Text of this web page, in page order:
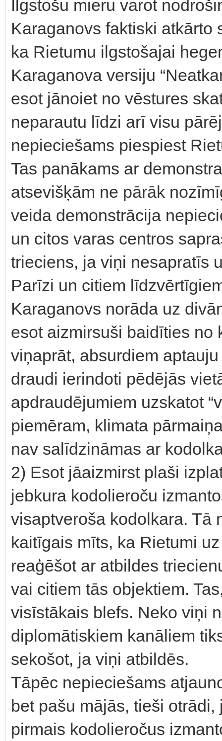
Ilgstošu mieru varot
Karaganovs faktiski atkārto
ka Rietumu ilgstošajai
Karaganova versiju
esot jānoiet no vēstures
neparautu līdzi arī visu
nepieciešams piespiest
Tas panākams ar
atsevišķām ne pārāk
veida demonstrācija
un citos varas centros
trieciens, ja viņi nesapratīs
Parīzi un citiem
Karaganovs norāda uz
esot aizmirsuši baidīties no
viņaprāt, absurdiem
draudi ierindoti pēdējās
apdraudējumiem uzskatot
piemēram, klimata
nav salīdzināmas ar
2) Esot jāaizmirst plaši
jebkura kodolieroču
visaptveroša kodolkara. Tā
kaitīgais mīts, ka Rietumi
reaģēšot ar atbildes
vai citiem tās objektiem.
visīstākais blefs. Neko viņi
diplomātiskiem kanāliem
sekošot, ja viņi atbildēs.
Tāpēc nepieciešams
bet pašu mājās, tieši
pirmais kodolieročus